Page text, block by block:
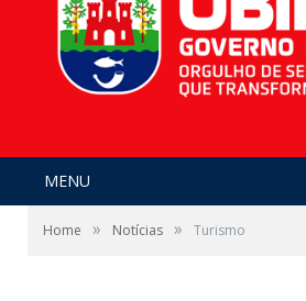
MENU
Home » Notícias » Turismo